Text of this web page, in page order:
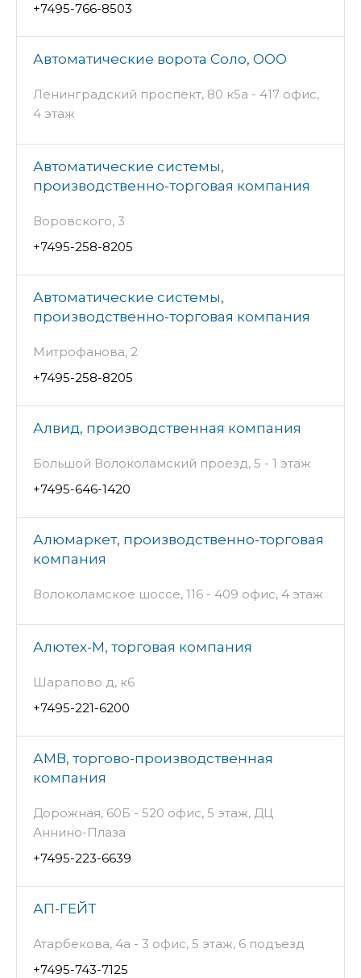
+7495-766-8503
Автоматические ворота Соло, ООО
Ленинградский проспект, 80 к5а - 417 офис,
4 этаж
Автоматические системы,
производственно-торговая компания
Воровского, 3
+7495-258-8205
Автоматические системы,
производственно-торговая компания
Митрофанова, 2
+7495-258-8205
Алвид, производственная компания
Большой Волоколамский проезд, 5 - 1 этаж
+7495-646-1420
Алюмаркет, производственно-торговая
компания
Волоколамское шоссе, 116 - 409 офис, 4 этаж
Алютех-М, торговая компания
Шарапово д, к6
+7495-221-6200
АМВ, торгово-производственная
компания
Дорожная, 60Б - 520 офис, 5 этаж, ДЦ
Аннино-Плаза
+7495-223-6639
АП-ГЕЙТ
Атарбекова, 4а - 3 офис, 5 этаж, 6 подъезд
+7495-743-7125